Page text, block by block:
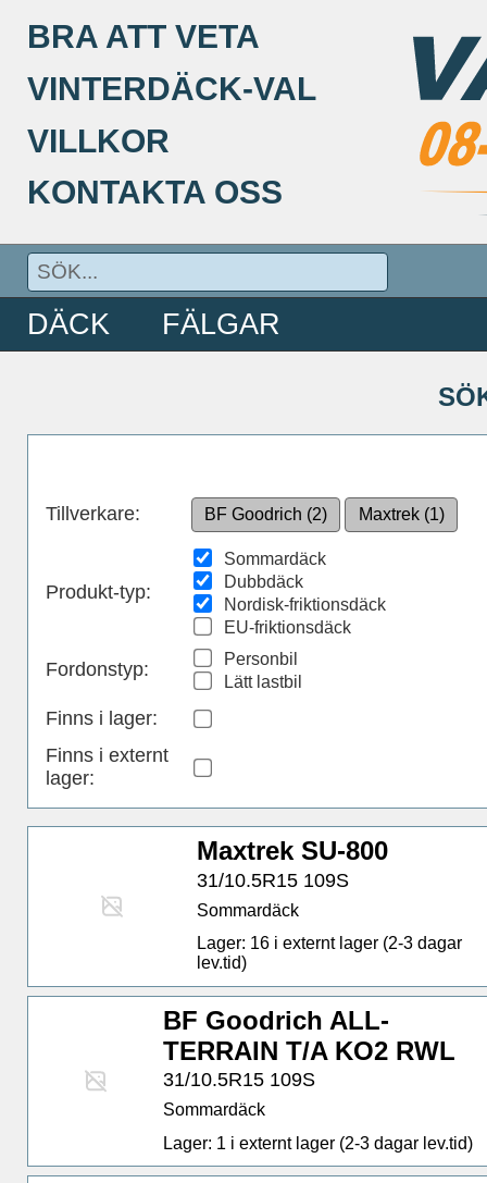
BRA ATT VETA
VINTERDÄCK-VAL
VILLKOR
KONTAKTA OSS
DÄCK FÄLGAR
Tillverkare: BF Goodrich (2) Maxtrek (1)
Produkt-typ:
Sommardäck
Dubbdäck
Nordisk-friktionsdäck
EU-friktionsdäck
Fordonstyp:
Personbil
Lätt lastbil
Finns i lager:
Finns i externt
lager:
Maxtrek SU-800
31/10.5R15 109S
Sommardäck
Lager: 16 i externt lager (2-3 dagar
lev.tid)
BF Goodrich ALL-
TERRAIN T/A KO2 RWL
31/10.5R15 109S
Sommardäck
Lager: 1 i externt lager (2-3 dagar lev.tid)